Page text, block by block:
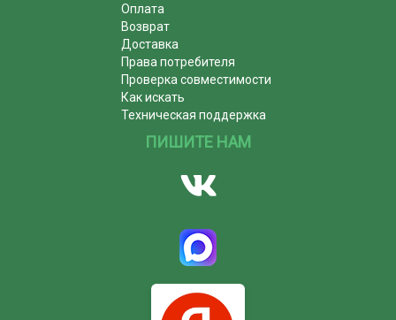
Оплата
Возврат
Доставка
Права потребителя
Проверка совместимости
Как искать
Техническая поддержка
ПИШИТЕ НАМ